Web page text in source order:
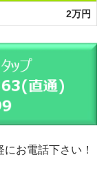
2万円
お電話下さい！